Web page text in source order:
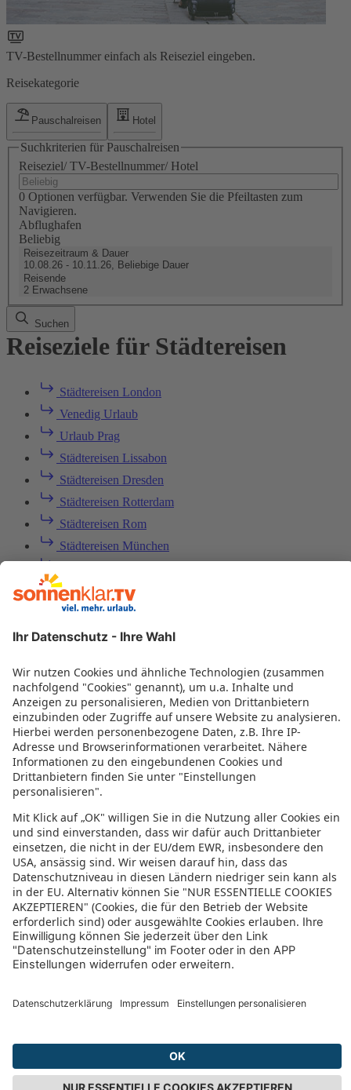
TV-Bestellnummer einfach als Reiseziel eingeben.
Reisekategorie
Pauschalreisen Hotel
Suchkriterien für Pauschalreisen
Reiseziel/ TV-Bestellnummer/ Hotel
0 Optionen verfügbar. Verwenden Sie die Pfeiltasten zum
Navigieren.
Abflughafen
Beliebig
Reisezeitraum & Dauer
10.08.26 - 10.11.26, Beliebige Dauer
Reisende
2 Erwachsene
Suchen
Reiseziele für Städtereisen
Städtereisen London
Venedig Urlaub
Urlaub Prag
Städtereisen Lissabon
Städtereisen Dresden
Städtereisen Rotterdam
Städtereisen Rom
Städtereisen München
Städtereisen Valencia
Städtereisen Madrid
Barcelona Urlaub
Städtereisen Singapur
Städtereisen Wien
Städtereisen St-Petersburg
Städtereisen Neapel
Städtereisen Paris
Städtereisen Kairo
Städtereisen Budapest
Städtereisen Stockholm
Städtereisen Salzburg
Städtereisen Mailand
Städtereisen Köln
Städtereisen Warschau
Städtereisen Athen
Städtereisen San Francisco
Istanbul Reisen